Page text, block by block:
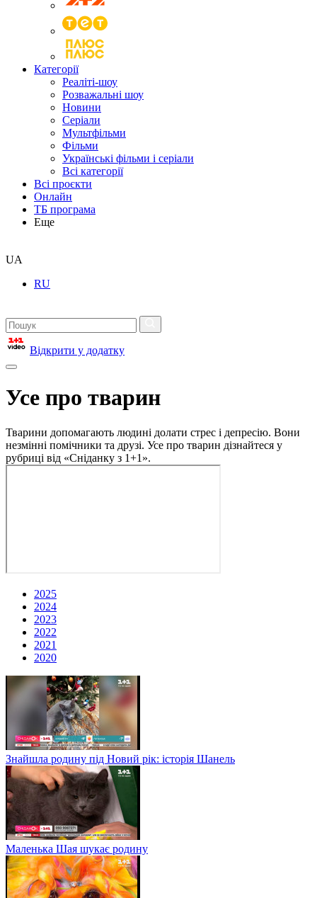
Категорії
Реаліті-шоу
Розважальні шоу
Новини
Серіали
Мультфільми
Фільми
Українські фільми і серіали
Всі категорії
Всі проєкти
Онлайн
ТБ програма
Еще
UA
RU
Відкрити у додатку
Усе про тварин
Тварини допомагають людині долати стрес і депресію. Вони
незмінні помічники та друзі. Усе про тварин дізнайтеся у
рубриці від «Сніданку з 1+1».
2025
2024
2023
2022
2021
2020
Знайшла родину під Новий рік: історія Шанель
Маленька Шая шукає родину